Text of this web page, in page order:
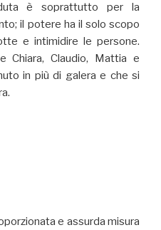
è soprattutto per la
il potere ha il solo scopo
e intimidire le persone.
Chiara, Claudio, Mattia e
in più di galera e che si
e assurda misura